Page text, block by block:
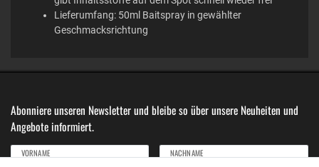
Lieferumfang: 50ml Baitspray in gewählter
Geschmacksrichtung
Abonniere unseren Newsletter und bleibe so über unsere Neuheiten und
Angebote informiert.
VORNAME NACHNAME